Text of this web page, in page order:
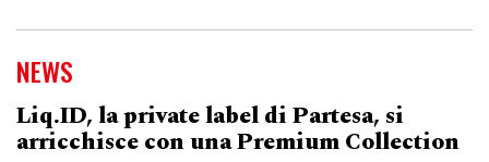
NEWS
Liq.ID, la private label di Partesa, si
arricchisce con una Premium Collection